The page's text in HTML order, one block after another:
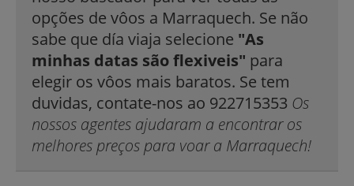
opções de vôos a Marraquech. Se não
sabe que día viaja selecione "As
minhas datas são flexiveis" para
elegir os vôos mais baratos. Se tem
duvidas, contate-nos ao 922715353 Os
nossos agentes ajudaram a encontrar os
melhores preços para voar a Marraquech!